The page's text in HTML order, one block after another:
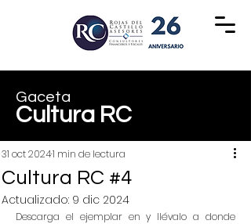
Gaceta
Cultura RC
Cultura RC #4
31 oct 20241 min de lectura
Actualizado: 9 dic 2024
Descarga el ejemplar en y llévalo a donde